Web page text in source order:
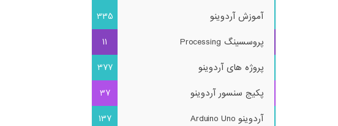
آموزش آردوینو
335
پروسسینگ Processing
11
پروژه های آردوینو
377
پکیج سنسور آردوینو
37
آردوینو Arduino Uno
137